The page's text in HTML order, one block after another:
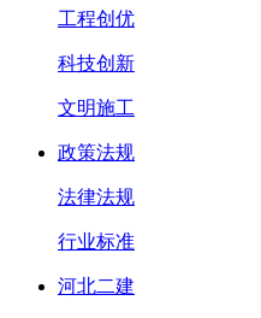
工程创优
科技创新
文明施工
政策法规
法律法规
行业标准
河北二建